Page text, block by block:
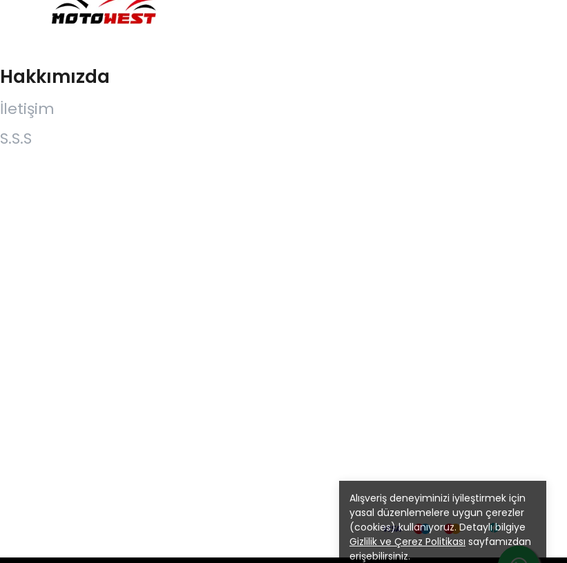
Alışveriş deneyiminizi iyileştirmek için
yasal düzenlemelere uygun çerezler
(cookies) kullanıyoruz. Detaylı bilgiye
Gizlilik ve Çerez Politikası sayfamızdan
erişebilirsiniz.
Hakkımızda
İletişim
S.S.S